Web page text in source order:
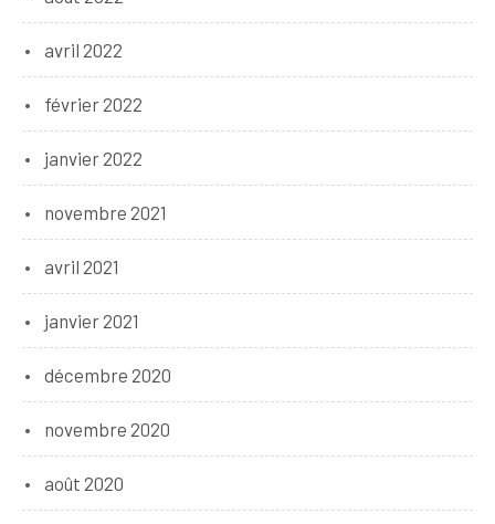
avril 2022
février 2022
janvier 2022
novembre 2021
avril 2021
janvier 2021
décembre 2020
novembre 2020
août 2020